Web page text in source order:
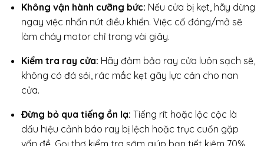
Không vận hành cưỡng bức: Nếu cửa bị kẹt, hãy dừng
ngay việc nhấn nút điều khiển. Việc cố đóng/mở sẽ
làm cháy motor chỉ trong vài giây.
Kiểm tra ray cửa: Hãy đảm bảo ray cửa luôn sạch sẽ,
không có đá sỏi, rác mắc kẹt gây lực cản cho nan
cửa.
Đừng bỏ qua tiếng ồn lạ: Tiếng rít hoặc lộc cộc là
dấu hiệu cảnh báo ray bị lệch hoặc trục cuốn gặp
vấn đề. Gọi thợ kiểm tra sớm giúp bạn tiết kiệm 70%